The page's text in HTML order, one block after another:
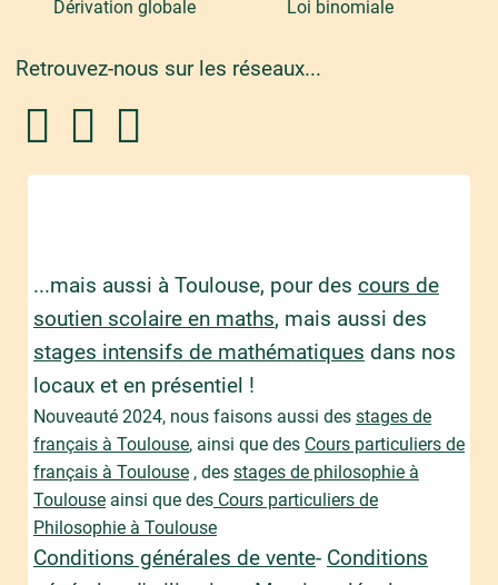
Dérivation globale
Loi binomiale
Retrouvez-nous sur les réseaux...
...mais aussi à Toulouse, pour des cours de
soutien scolaire en maths, mais aussi des
stages intensifs de mathématiques dans nos
locaux et en présentiel !
Nouveauté 2024, nous faisons aussi des stages de
français à Toulouse, ainsi que des Cours particuliers de
français à Toulouse, des stages de philosophie à
Toulouseainsi que desCours particuliers de
Philosophie à Toulouse
Conditions générales de vente- Conditions